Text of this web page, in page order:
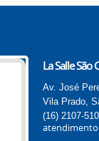
La Salle São
Av. José
Vila Prado,
(16) 2107-